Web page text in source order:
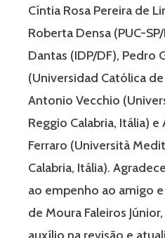
Cíntia Rosa Pereira de
Roberta Densa (PUC-
Dantas (IDP/DF), Pedro
(Universidad Católica
Antonio Vecchio
Reggio Calabria, Itália)
Ferraro (Università
Calabria, Itália).
ao empenho ao amigo
de Moura Faleiros